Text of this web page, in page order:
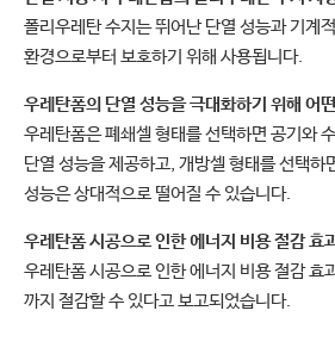
폴리우레탄 수지는 뛰어난 단열 성능과 기계
환경으로부터 보호하기 위해 사용됩니다.
우레탄폼의 단열 성능을 극대화하기 위해 어
우레탄폼은 폐쇄셀 형태를 선택하면 공기와
단열 성능을 제공하고, 개방셀 형태를 선택하
성능은 상대적으로 떨어질 수 있습니다.
우레탄폼 시공으로 인한 에너지 비용 절감 효
우레탄폼 시공으로 인한 에너지 비용 절감
까지 절감할 수 있다고 보고되었습니다.